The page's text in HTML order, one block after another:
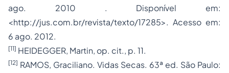
ago. 2010 . Disponível em:
<http://jus.com.br/revista/texto/17285>. Acesso em:
6 ago. 2012.
[11] HEIDEGGER, Martin, op. cit., p. 11.
[12] RAMOS, Graciliano. Vidas Secas. 63ª ed. São Paulo: